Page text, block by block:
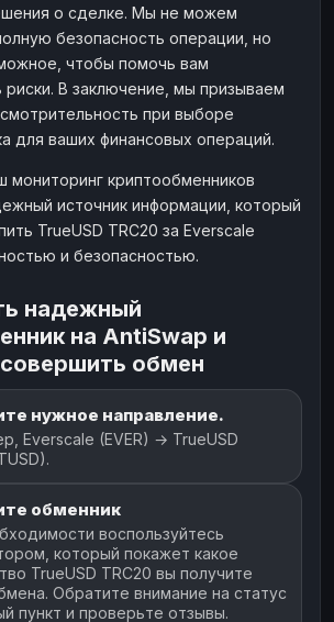
о сделке. Мы не можем
безопасность операции, но
чтобы помочь вам
риски. В заключение, мы призываем
при выборе
для ваших финансовых операций.
мониторинг криптообменников
источник информации, который
TrueUSD TRC20 за Everscale
и безопасностью.
надежный
на AntiSwap и
обмен
нужное направление.
Everscale (EVER) → TrueUSD
обменник
воспользуйтесь
который покажет какое
TrueUSD TRC20 вы получите
Обратите внимание на статус
пункт и проверьте отзывы.